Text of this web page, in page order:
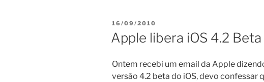
POSTED
ON
16/09/2010
Apple libera iOS 4.2 Beta
Ontem recebi um email da Apple
versão 4.2 beta do iOS, devo confessar